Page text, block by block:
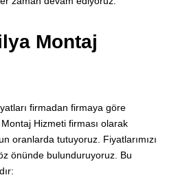
Montaj
firmadan firmaya göre
Hizmeti firması olarak
oranlarda tutuyoruz. Fiyatlarımızı
önünde bulunduruyoruz. Bu